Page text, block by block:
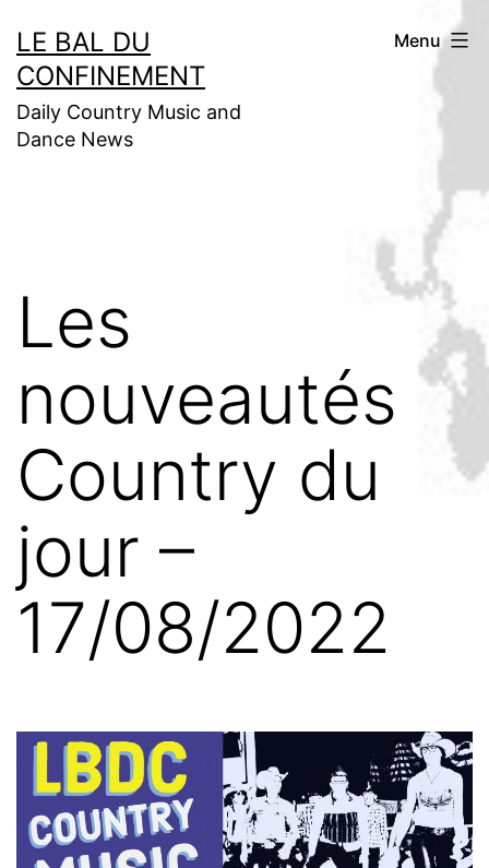
au
contenu
LE BAL DU
CONFINEMENT
Daily Country Music and
Dance News
Menu
Les
nouveautés
Country du
jour –
17/08/2022